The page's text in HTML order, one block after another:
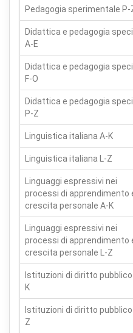
Pedagogia sperimentale P-
Didattica e pedagogia
A-E
Didattica e pedagogia
F-O
Didattica e pedagogia
P-Z
Linguistica italiana A-K
Linguistica italiana L-Z
Linguaggi espressivi nei
processi di apprendimento
crescita personale A-K
Linguaggi espressivi nei
processi di apprendimento
crescita personale L-Z
Istituzioni di diritto pubblico
K
Istituzioni di diritto pubblico
Z
Permettono al sito di
l'aspetto o il
Aiutano a capire
Cookie di
Utilizzati da terze parti
siti web allo scopo di
Rifiuta tutti